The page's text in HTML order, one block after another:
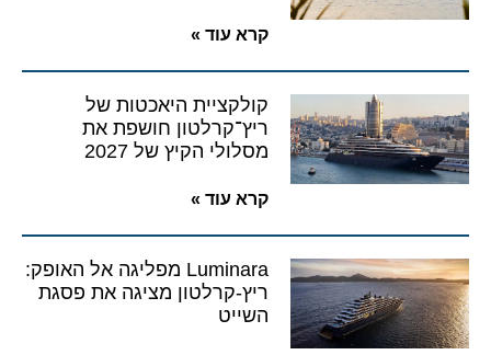
קרא עוד »
קולקציית היאכטות של
ריץ־קרלטון חושפת את
מסלולי הקיץ של 2027
קרא עוד »
Luminara מפליגה אל האופק:
ריץ-קרלטון מציגה את פסגת
השייט